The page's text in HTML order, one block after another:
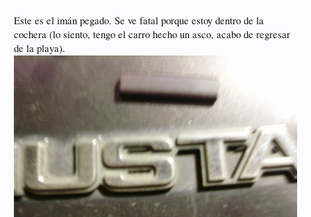
Este es el imán pegado. Se ve fatal porque estoy dentro de la
cochera (lo siento, tengo el carro hecho un asco, acabo de regresar
de la playa).